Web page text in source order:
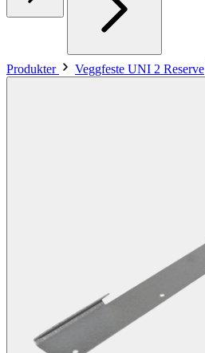
Produkter Veggfeste UNI 2 Reserve